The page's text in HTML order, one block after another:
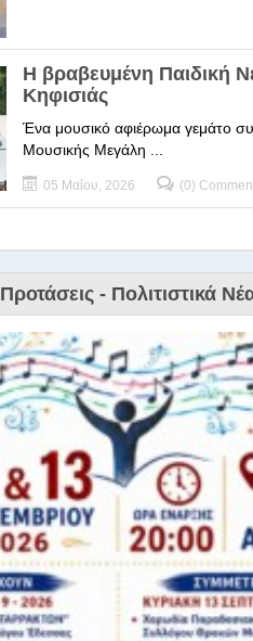
Η βραβευμένη Παιδική
Κηφισιάς
Ένα μουσικό αφιέρωμα γεμάτο
Μουσικής Μεγάλη ...
05 Μαΐου, 2026 (0)
Προτάσεις - Πολιτιστικά